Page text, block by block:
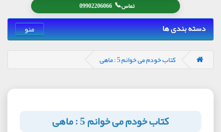
تماس📞
09902206066
دسته بندی ها منو
کتاب خودم می خوانم 5 : ماهی
کتاب خودم می خوانم 5 : ماهی